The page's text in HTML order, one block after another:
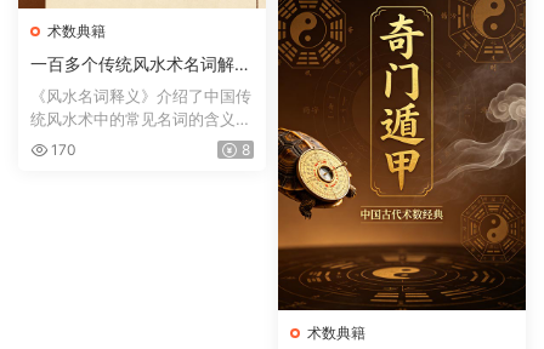
术数典籍
一百多个传统风水术名词解释
《风水名词释义》
《风水名词释义》介绍了中国传
统风水术中的常见名词的含义，
如风水术、太极晕、生...
170 8
术数典籍